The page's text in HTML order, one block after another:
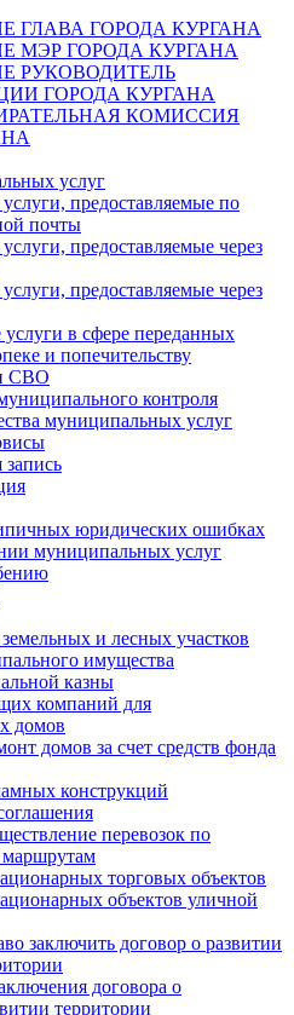
ГЛАВА ГОРОДА КУРГАНА
МЭР ГОРОДА КУРГАНА
РУКОВОДИТЕЛЬ
ГОРОДА КУРГАНА
КОМИССИЯ
услуг
предоставляемые по
почты
предоставляемые через
предоставляемые через
услуги в сфере переданных
и попечительству
СВО
контроля
муниципальных услуг
запись
юридических ошибках
муниципальных услуг
и лесных участков
имущества
казны
компаний для
домов
домов за счет средств фонда
конструкций
перевозок по
торговых объектов
объектов уличной
заключить договор о развитии
договора о
территории